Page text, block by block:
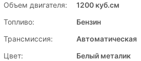
Объем двигателя:
1200 куб.см
Топливо:
Бензин
Трансмиссия:
Автоматическая
Цвет:
Белый металик